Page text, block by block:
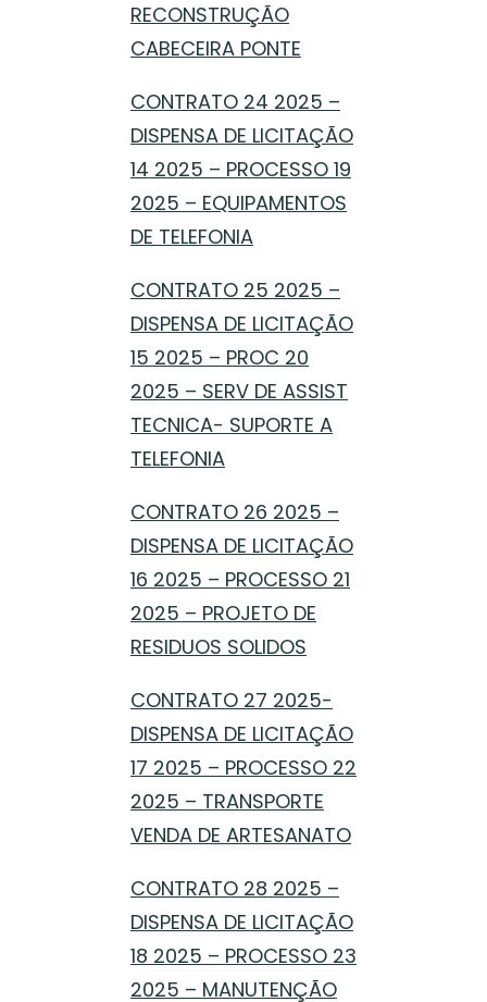
RECONSTRUÇÃO
CABECEIRA PONTE
CONTRATO 24 2025 –
DISPENSA DE LICITAÇÃO
14 2025 – PROCESSO 19
2025 – EQUIPAMENTOS
DE TELEFONIA
CONTRATO 25 2025 –
DISPENSA DE LICITAÇÃO
15 2025 – PROC 20
2025 – SERV DE ASSIST
TECNICA- SUPORTE A
TELEFONIA
CONTRATO 26 2025 –
DISPENSA DE LICITAÇÃO
16 2025 – PROCESSO 21
2025 – PROJETO DE
RESIDUOS SOLIDOS
CONTRATO 27 2025-
DISPENSA DE LICITAÇÃO
17 2025 – PROCESSO 22
2025 – TRANSPORTE
VENDA DE ARTESANATO
CONTRATO 28 2025 –
DISPENSA DE LICITAÇÃO
18 2025 – PROCESSO 23
2025 – MANUTENÇÃO